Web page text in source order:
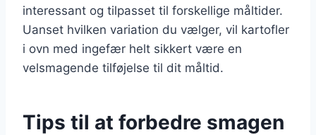
interessant og tilpasset til forskellige måltider.
Uanset hvilken variation du vælger, vil kartofler
i ovn med ingefær helt sikkert være en
velsmagende tilføjelse til dit måltid.
Tips til at forbedre smagen